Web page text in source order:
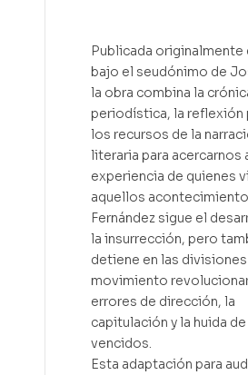
Publicada originalmente
bajo el seudónimo de
la obra combina la
periodística, la reflexión
los recursos de la
literaria para acercarnos
experiencia de quienes
aquellos
Fernández sigue el
la insurrección, pero
detiene en las
movimiento
errores de dirección, la
capitulación y la huida
vencidos.
Esta adaptación para